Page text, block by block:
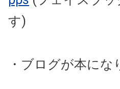
す)
・ブログが本にな